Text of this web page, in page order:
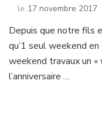
le 17 novembre 2017
Depuis que notre fils
qu’1 seul weekend en
weekend travaux un «
l’anniversaire …